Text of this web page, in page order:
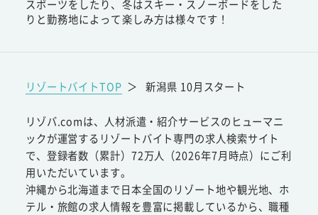
スポーツをしたり、冬はスキー・スノーボードをした
りと勤務地によって楽しみ方は様々です！
リゾートバイトTOP ＞ 新潟県 10月スタート
リゾバ.comは、人材派遣・紹介サービスのヒューマニ
ックが運営するリゾートバイト専門の求人検索サイト
で、登録者数（累計）72万人（2026年7月時点）にご利
用いただいています。
沖縄から北海道まで日本全国のリゾート地や観光地、ホ
テル・旅館の求人情報を豊富に掲載しているから、職種